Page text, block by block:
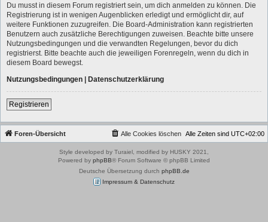
Du musst in diesem Forum registriert sein, um dich anmelden zu können. Die
Registrierung ist in wenigen Augenblicken erledigt und ermöglicht dir, auf
weitere Funktionen zuzugreifen. Die Board-Administration kann registrierten
Benutzern auch zusätzliche Berechtigungen zuweisen. Beachte bitte unsere
Nutzungsbedingungen und die verwandten Regelungen, bevor du dich
registrierst. Bitte beachte auch die jeweiligen Forenregeln, wenn du dich in
diesem Board bewegst.
Nutzungsbedingungen | Datenschutzerklärung
Registrieren
Foren-Übersicht Alle Zeiten sind UTC+02:00
Alle Cookies löschen
Style developed by Turaiel, modified by HUSKY 2021,
Powered by phpBB® Forum Software © phpBB Limited
Deutsche Übersetzung durch phpBB.de
Impressum & Datenschutz